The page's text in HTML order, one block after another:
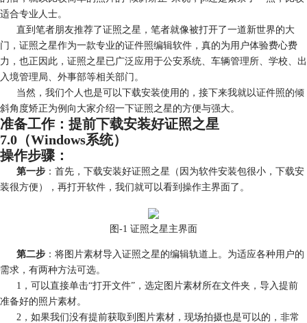
适合专业人士。
直到笔者朋友推荐了证照之星，笔者就像被打开了一道新世界的大
门，证照之星作为一款专业的证件照编辑软件，真的为用户体验费心费
力，也正因此，证照之星已广泛应用于公安系统、车辆管理所、学校、出
入境管理局、外事部等相关部门。
当然，我们个人也是可以下载安装使用的，接下来我就以证件照的倾
斜角度矫正为例向大家介绍一下证照之星的方便与强大。
准备工作：提前下载安装好证照之星
7.0（Windows系统）
操作步骤：
第一步 ：首先，下载安装好证照之星（因为软件安装包很小，下载安
装很方便），再打开软件，我们就可以看到操作主界面了。
图-1 证照之星主界面
第二步 ：将图片素材导入证照之星的编辑轨道上。为适应各种用户的
需求，有两种方法可选。
1，可以直接单击“打开文件”，选定图片素材所在文件夹，导入提前
准备好的照片素材。
2，如果我们没有提前获取到图片素材，现场拍摄也是可以的，非常